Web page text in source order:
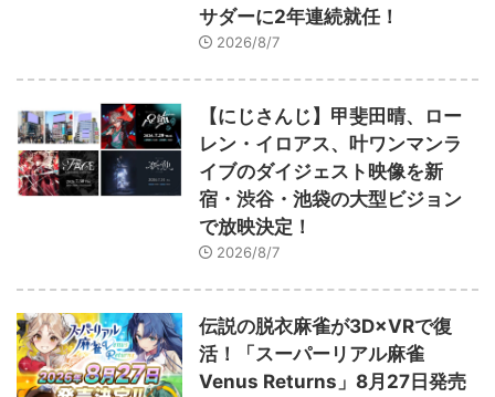
サダーに2年連続就任！
2026/8/7
【にじさんじ】甲斐田晴、ロー
レン・イロアス、叶ワンマンラ
イブのダイジェスト映像を新
宿・渋谷・池袋の大型ビジョン
で放映決定！
2026/8/7
伝説の脱衣麻雀が3D×VRで復
活！「スーパーリアル麻雀
Venus Returns」8月27日発売